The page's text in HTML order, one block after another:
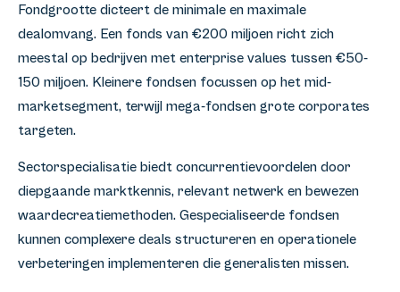
Fondgrootte dicteert de minimale en maximale
dealomvang. Een fonds van €200 miljoen richt zich
meestal op bedrijven met enterprise values tussen €50-
150 miljoen. Kleinere fondsen focussen op het mid-
marketsegment, terwijl mega-fondsen grote corporates
targeten.
Sectorspecialisatie biedt concurrentievoordelen door
diepgaande marktkennis, relevant netwerk en bewezen
waardecreatiemethoden. Gespecialiseerde fondsen
kunnen complexere deals structureren en operationele
verbeteringen implementeren die generalisten missen.